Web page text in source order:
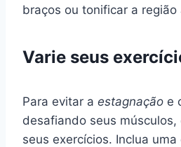
braços ou tonificar a região
Varie seus
Para evitar a estagnação e
desafiando seus
seus exercícios. Inclua